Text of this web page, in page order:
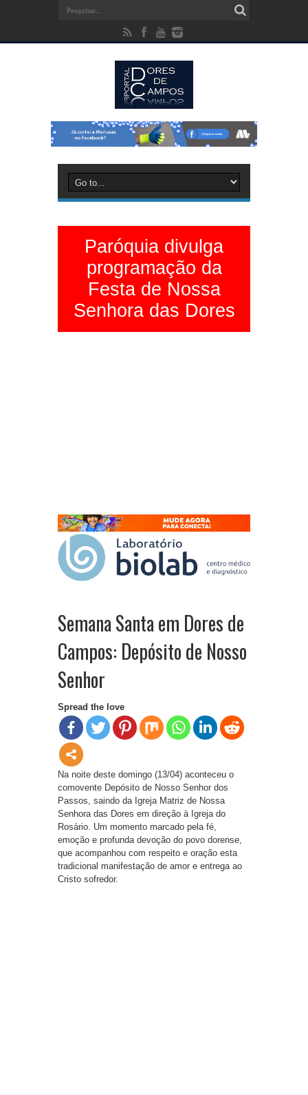
Paróquia divulga
programação da
Festa de Nossa
Senhora das Dores
Semana Santa em Dores de
Campos: Depósito de Nosso
Senhor
Spread the love
Na noite deste domingo (13/04) aconteceu o
comovente Depósito de Nosso Senhor dos
Passos, saindo da Igreja Matriz de Nossa
Senhora das Dores em direção à Igreja do
Rosário. Um momento marcado pela fé,
emoção e profunda devoção do povo dorense,
que acompanhou com respeito e oração esta
tradicional manifestação de amor e entrega ao
Cristo sofredor.